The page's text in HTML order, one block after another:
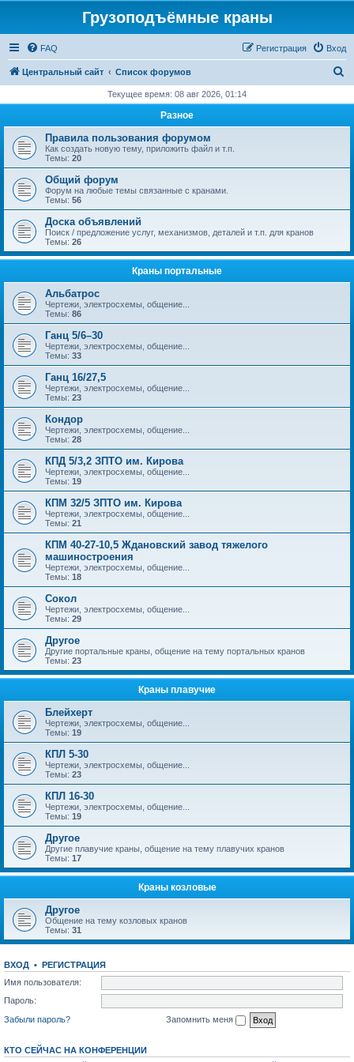
Грузоподъёмные краны
FAQ Вход
Регистрация
Центральный сайт Список форумов
с
Текущее время: 08 авг 2026, 01:14
Разное
Правила пользования форумом
Как создать новую тему, приложить файл и т.п.
Темы: 20
Общий форум
Форум на любые темы связанные с кранами.
Темы: 56
Доска объявлений
Поиск / предложение услуг, механизмов, деталей и т.п. для кранов
Темы: 26
Краны портальные
Альбатрос
Чертежи, электросхемы, общение...
Темы: 86
Ганц 5/6–30
Чертежи, электросхемы, общение...
Темы: 33
Ганц 16/27,5
Чертежи, электросхемы, общение...
Темы: 23
Кондор
Чертежи, электросхемы, общение...
Темы: 28
КПД 5/3,2 ЗПТО им. Кирова
Чертежи, электросхемы, общение...
Темы: 19
КПМ 32/5 ЗПТО им. Кирова
Чертежи, электросхемы, общение...
Темы: 21
КПМ 40-27-10,5 Ждановский завод тяжелого
машиностроения
Чертежи, электросхемы, общение...
Темы: 18
Сокол
Чертежи, электросхемы, общение...
Темы: 29
Другое
Другие портальные краны, общение на тему портальных кранов
Темы: 23
Краны плавучие
Блейхерт
Чертежи, электросхемы, общение...
Темы: 19
КПЛ 5-30
Чертежи, электросхемы, общение...
Темы: 23
КПЛ 16-30
Чертежи, электросхемы, общение...
Темы: 19
Другое
Другие плавучие краны, общение на тему плавучих кранов
Темы: 17
Краны козловые
Другое
Общение на тему козловых кранов
Темы: 31
ВХОД • РЕГИСТРАЦИЯ
Имя пользователя:
Пароль:
Забыли пароль?
Запомнить меня
КТО СЕЙЧАС НА КОНФЕРЕНЦИИ